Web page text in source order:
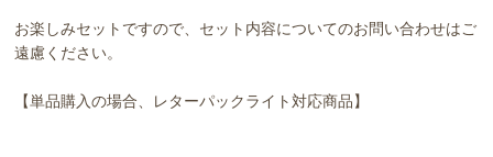
お楽しみセットですので、セット内容についてのお問い合わせはご
遠慮ください。
【単品購入の場合、レターパックライト対応商品】